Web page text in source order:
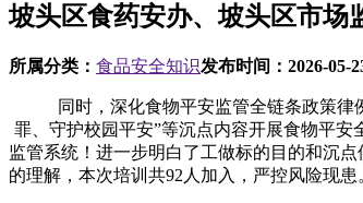
坡头区食药安办、坡头区市场
所属分类： 食品安全知识发布时间： 2026-05-
同时，深化食物平安监管全链条政策律例
罪、守护校园平安”等沉点内容开展食物平
监管系统！进一步明白了工做标的目的和沉
的理解，本次培训共92人加入，严控风险现